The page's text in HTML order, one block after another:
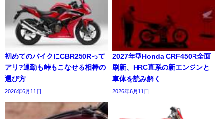
初めてのバイクにCBR250Rって
アリ?通勤も峠もこなせる相棒の
選び方
2026年6月11日
2027年型Honda CRF450R全面
刷新、HRC直系の新エンジンと
車体を読み解く
2026年6月11日